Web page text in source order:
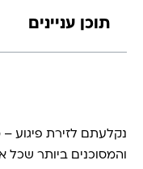
תוכן עניינים
נקלעתם לזירת פיגוע
והמסוכנים ביותר